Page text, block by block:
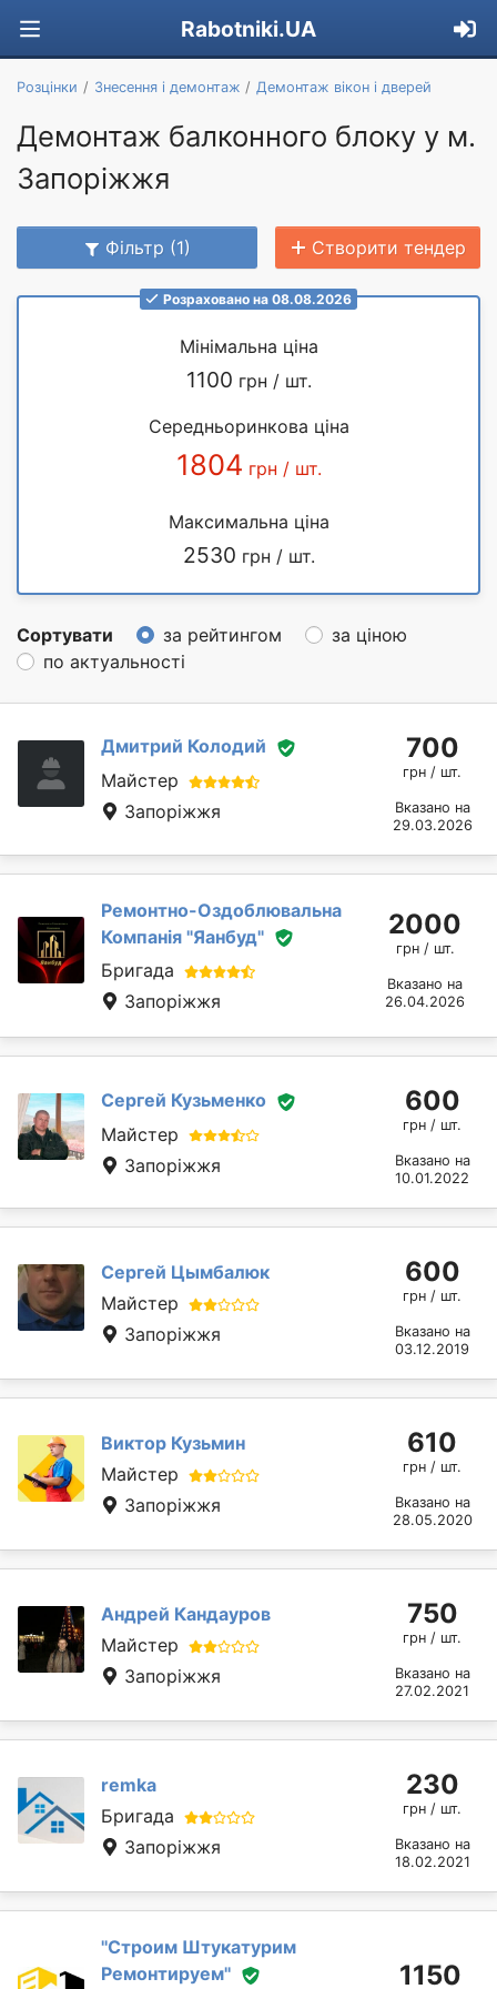
Rabotniki.UA
Розцінки Знесення і демонтаж Демонтаж вікон і дверей
Демонтаж балконного блоку у м.
Запоріжжя
Фільтр (1) Створити тендер
Розраховано на 08.08.2026
Мінімальна ціна
1100 грн / шт.
Середньоринкова ціна
1804 грн / шт.
Максимальна ціна
2530 грн / шт.
Сортувати за рейтингом
за ціною
по актуальності
Дмитрий Колодий
Майстер
Запоріжжя
700
грн / шт.
Вказано на
29.03.2026
Ремонтно-Оздоблювальна
Компанія "Яанбуд"
Бригада
Запоріжжя
2000
грн / шт.
Вказано на
26.04.2026
Сергей Кузьменко
Майстер
Запоріжжя
600
грн / шт.
Вказано на
10.01.2022
Сергей Цымбалюк
Майстер
Запоріжжя
600
грн / шт.
Вказано на
03.12.2019
Виктор Кузьмин
Майстер
Запоріжжя
610
грн / шт.
Вказано на
28.05.2020
Андрей Кандауров
Майстер
Запоріжжя
750
грн / шт.
Вказано на
27.02.2021
remka
Бригада
Запоріжжя
230
грн / шт.
Вказано на
18.02.2021
''Строим Штукатурим
Ремонтируем''
1150